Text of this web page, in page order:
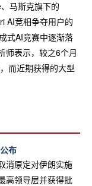
马斯克旗下的
AI竞相争夺用户的
式AI竞赛中逐渐落
师表示，较之6个月
而近期获得的大型
布
消原定对伊朗实施
高领导层并获得批